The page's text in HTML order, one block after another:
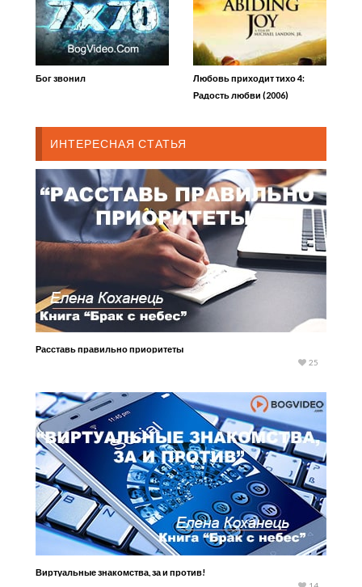
Бог звонил
Любовь приходит тихо 4:
Радость любви (2006)
ИНТЕРЕСНАЯ СТАТЬЯ
Расставь правильно приоритеты
25
Виртуальные знакомства, за и против!
14